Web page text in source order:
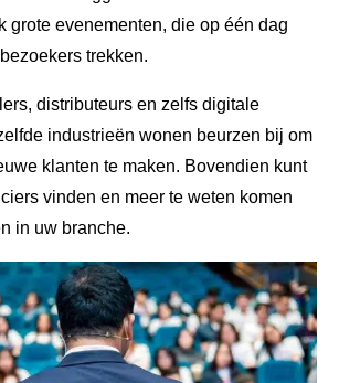
grote evenementen, die op één dag
trekken.
distributeurs en zelfs digitale
industrieën wonen beurzen bij om
klanten te maken. Bovendien kunt
vinden en meer te weten komen
in uw branche.